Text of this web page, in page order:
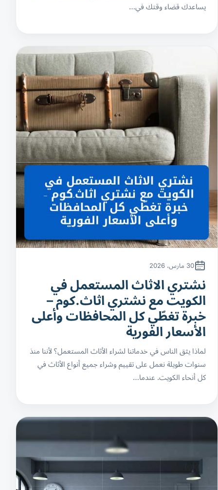
يساعدك قضاء وقتك في…
30 مارس، 2026
نشتري الاثاث المستعمل في
الكويت مع نشتري اثاث.كوم –
خبرة تغطّي كل المحافظات وأعلى
الأسعار الفورية
لماذا يثق الناس في خدماتنا لشراء الأثاث المستعمل؟ لأننا منذ
سنوات طويلة نعمل على تقييم وشراء جميع أنواع الأثاث في
كل أنحاء الكويت. عندما…